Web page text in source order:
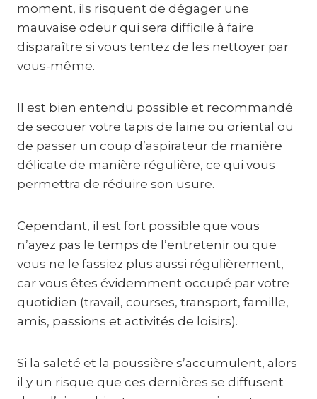
moment, ils risquent de dégager une
mauvaise odeur qui sera difficile à faire
disparaître si vous tentez de les nettoyer par
vous-même.
Il est bien entendu possible et recommandé
de secouer votre tapis de laine ou oriental ou
de passer un coup d’aspirateur de manière
délicate de manière régulière, ce qui vous
permettra de réduire son usure.
Cependant, il est fort possible que vous
n’ayez pas le temps de l’entretenir ou que
vous ne le fassiez plus aussi régulièrement,
car vous êtes évidemment occupé par votre
quotidien (travail, courses, transport, famille,
amis, passions et activités de loisirs).
Si la saleté et la poussière s’accumulent, alors
il y un risque que ces dernières se diffusent